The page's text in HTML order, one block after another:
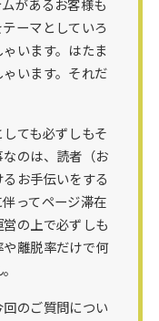
があるお客様も
ーマとしていろ
います。はたま
います。それだ
ても必ずしもそ
のは、読者（お
お手伝いをする
ってページ滞在
の上で必ずしも
や離脱率だけで何
のご質問につい